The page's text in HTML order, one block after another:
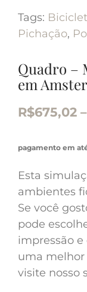
Tags:
Pichação,
Quadro –
em
R$675,02 –
pagamento em
Esta
ambientes
Se você
pode
impressão
uma melhor
visite nosso